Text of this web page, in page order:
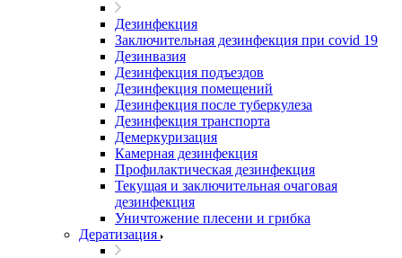
Дезинфекция
Заключительная дезинфекция при covid 19
Дезинвазия
Дезинфекция подъездов
Дезинфекция помещений
Дезинфекция после туберкулеза
Дезинфекция транспорта
Демеркуризация
Камерная дезинфекция
Профилактическая дезинфекция
Текущая и заключительная очаговая
дезинфекция
Уничтожение плесени и грибка
Дератизация